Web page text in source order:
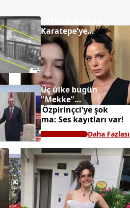
Özge Özpirinçci'ye şok
suçlama: Ses kayıtları var!
Daha Fazlası
FETÖ'cü Burkay
Karatepe'ye
Marmaris'te keşif
yaptırılıyor
Üç ülke bugün
"Mekke"
anlaşmasını
imzalayacak
"Terörsüz Türkiye"
süreciyle Van'da
yatırım ve huzur
rüzgarı esiyor